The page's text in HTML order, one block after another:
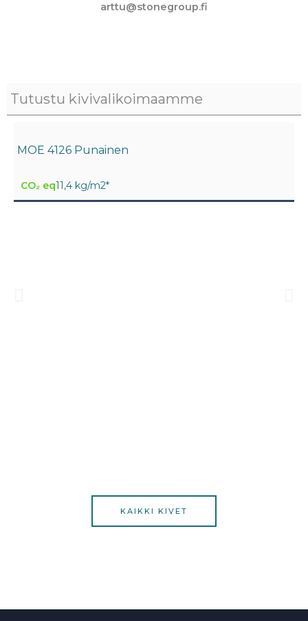
arttu@stonegroup.fi
Tutustu kivivalikoimaamme
MOE 4126 Punainen
CO₂ eq11,4 kg/m2*
KAIKKI KIVET